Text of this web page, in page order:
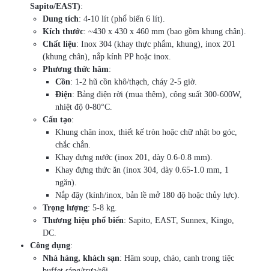
Sapito/EAST):
Dung tích: 4-10 lít (phổ biến 6 lít).
Kích thước: ~430 x 430 x 460 mm (bao gồm khung chân).
Chất liệu: Inox 304 (khay thực phẩm, khung), inox 201
(khung chân), nắp kính PP hoặc inox.
Phương thức hâm:
Cồn: 1-2 hũ cồn khô/thạch, cháy 2-5 giờ.
Điện: Bảng điện rời (mua thêm), công suất 300-600W,
nhiệt độ 0-80°C.
Cấu tạo:
Khung chân inox, thiết kế tròn hoặc chữ nhật bo góc,
chắc chắn.
Khay đựng nước (inox 201, dày 0.6-0.8 mm).
Khay đựng thức ăn (inox 304, dày 0.65-1.0 mm, 1
ngăn).
Nắp đậy (kính/inox, bản lề mở 180 độ hoặc thủy lực).
Trọng lượng: 5-8 kg.
Thương hiệu phổ biến: Sapito, EAST, Sunnex, Kingo,
DC.
Công dụng:
Nhà hàng, khách sạn: Hâm soup, cháo, canh trong tiệc